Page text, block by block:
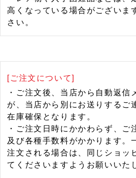
高くなっている場合がございま
さい。
[ご注文について]
・ご注文後、当店から自動返信
が、当店から別にお送りするご
在庫確保となります。
・ご注文日時にかかわらず、ご
及び各種手数料がかかります。
注文される場合は、同じショッ
てくださいますようお願いいた